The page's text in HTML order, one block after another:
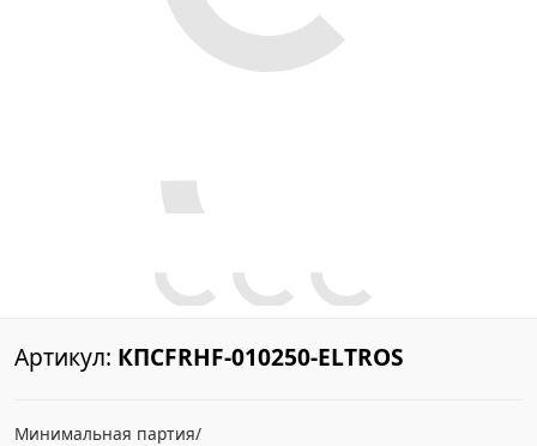
Артикул: КПСFRHF-010250-ELTROS
Минимальная партия/